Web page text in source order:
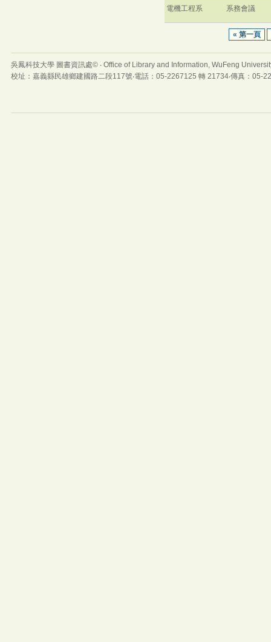
電機工程系 系務會議
« 第一頁
吳鳳科技大學 圖書資訊處© ‧ Office of Library and Information, WuFeng
校址：嘉義縣民雄鄉建國路二段117號‧電話：05-2267125 轉 21734‧傳真：05-